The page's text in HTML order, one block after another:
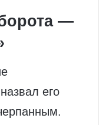
—
его